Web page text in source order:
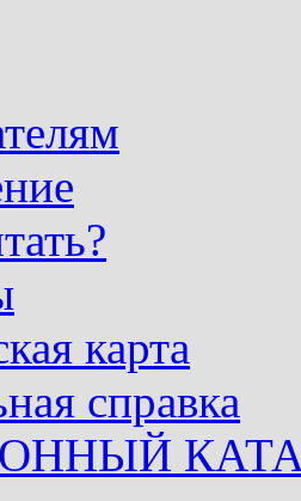
карта
справка